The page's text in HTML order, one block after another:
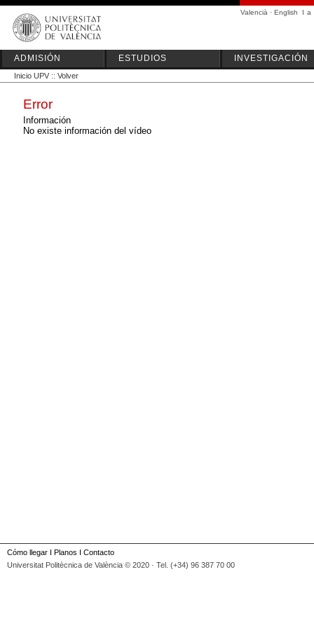
Valencià · English I a
ADMISIÓN ESTUDIOS INVESTIGACIÓN
Inicio UPV :: Volver
Error
Información
No existe información del vídeo
Cómo llegar I Planos I Contacto
Universitat Politècnica de València © 2020 · Tel. (+34) 96 387 70 00